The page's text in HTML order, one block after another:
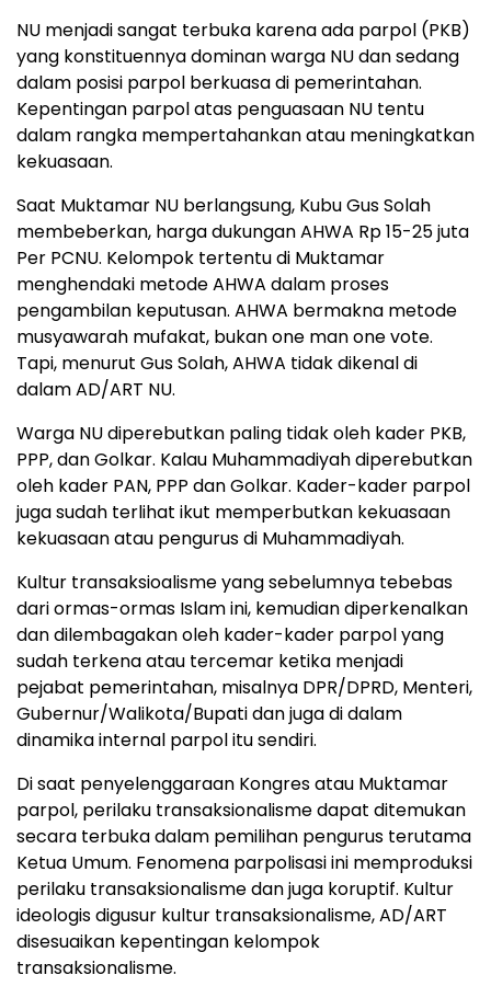
NU menjadi sangat terbuka karena ada parpol (PKB)
yang konstituennya dominan warga NU dan sedang
dalam posisi parpol berkuasa di pemerintahan.
Kepentingan parpol atas penguasaan NU tentu
dalam rangka mempertahankan atau meningkatkan
kekuasaan.
Saat Muktamar NU berlangsung, Kubu Gus Solah
membeberkan, harga dukungan AHWA Rp 15-25 juta
Per PCNU. Kelompok tertentu di Muktamar
menghendaki metode AHWA dalam proses
pengambilan keputusan. AHWA bermakna metode
musyawarah mufakat, bukan one man one vote.
Tapi, menurut Gus Solah, AHWA tidak dikenal di
dalam AD/ART NU.
Warga NU diperebutkan paling tidak oleh kader PKB,
PPP, dan Golkar. Kalau Muhammadiyah diperebutkan
oleh kader PAN, PPP dan Golkar. Kader-kader parpol
juga sudah terlihat ikut memperbutkan kekuasaan
kekuasaan atau pengurus di Muhammadiyah.
Kultur transaksioalisme yang sebelumnya tebebas
dari ormas-ormas Islam ini, kemudian diperkenalkan
dan dilembagakan oleh kader-kader parpol yang
sudah terkena atau tercemar ketika menjadi
pejabat pemerintahan, misalnya DPR/DPRD, Menteri,
Gubernur/Walikota/Bupati dan juga di dalam
dinamika internal parpol itu sendiri.
Di saat penyelenggaraan Kongres atau Muktamar
parpol, perilaku transaksionalisme dapat ditemukan
secara terbuka dalam pemilihan pengurus terutama
Ketua Umum. Fenomena parpolisasi ini memproduksi
perilaku transaksionalisme dan juga koruptif. Kultur
ideologis digusur kultur transaksionalisme, AD/ART
disesuaikan kepentingan kelompok
transaksionalisme.